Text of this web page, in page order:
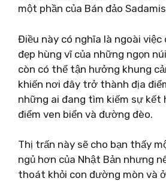
một phần của Bán đảo
Điều này có nghĩa là ngoài
đẹp hùng vĩ của những ngọn
còn có thể tận hưởng khung
khiến nơi đây trở thành địa
những ai đang tìm kiếm sự kết
điểm ven biển và đường đèo.
Thị trấn này sẽ cho bạn thấy
ngủ hơn của Nhật Bản nhưng
thoát khỏi con đường mòn và